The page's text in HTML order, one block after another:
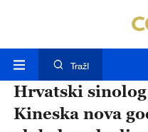
TražI
Hrvatski
Kineska nova